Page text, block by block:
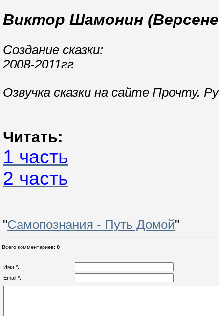
Виктор Шамонин
Создание сказки:
2008-2011гг
Озвучка сказки на сайте Прочту. Ру
Читать:
1 часть
2 часть
"Самопознания - Путь Домой"
Всего комментариев: 0
Имя *:
Email *: